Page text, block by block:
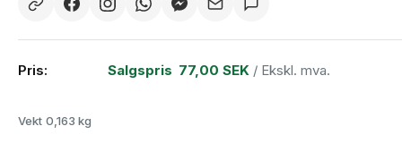
Pris: Salgspris 77,00 SEK / Ekskl. mva.
Vekt 0,163 kg